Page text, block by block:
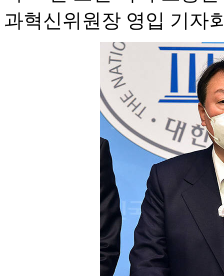
과혁신위원장 영입 기자